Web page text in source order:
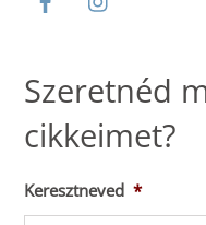
Szeretnéd
cikkeimet?
Keresztneved *